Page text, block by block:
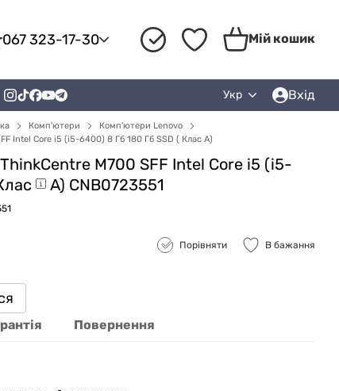
067 323-17-30 Мій кошик
Укр Вхід
Комп'ютери
Комп'ютери Lenovo
Intel Core i5 (i5-6400) 8 Гб 180 Гб SSD ( Клас A)
M700 SFF Intel Core i5 (i5-
A) CNB0723551
Порівняти В бажання
Повернення